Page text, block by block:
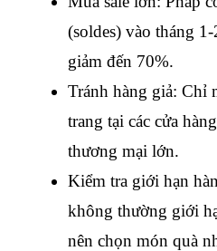
(soldes) vào tháng
giảm đến 70%.
Tránh hàng giả: Chỉ
trang tại các cửa
thương mại lớn.
Kiểm tra giới hạn
không thường giới
nên chọn món quà